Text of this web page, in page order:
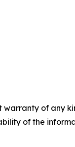
warranty of
of the